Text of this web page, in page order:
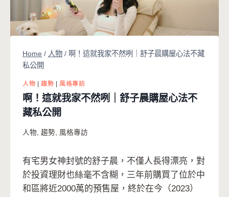
Home / 人物 / 啊！這就我家不然咧｜舒子晨購屋心法不藏
私公開
人物 | 趨勢 | 風格專訪
啊！這就我家不然咧｜舒子晨購屋心法不
藏私公開
人物, 趨勢, 風格專訪
有宅男女神封號的舒子晨，不僅人長得漂亮，對
於投資理財也絲毫不含糊，三年前購買了位於中
和區將近2000萬的預售屋，終於在今（2023）